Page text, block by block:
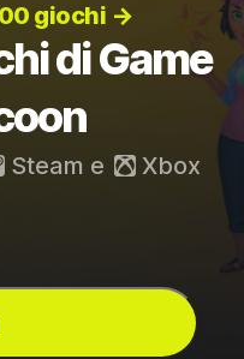
giochi →
di Game
Steam e Xbox